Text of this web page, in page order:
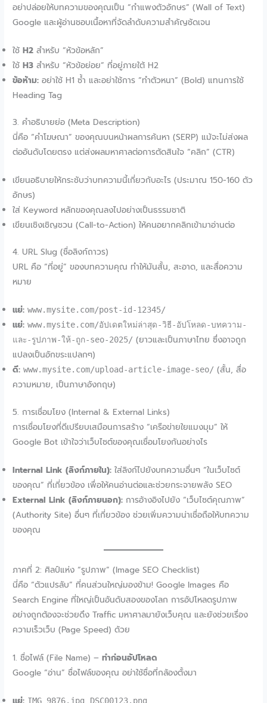
อย่าปล่อยให้บทความของคุณเป็น “กำแพงตัวอักษร” (Wall of Text)
Google และผู้อ่านชอบเนื้อหาที่จัดลำดับความสำคัญชัดเจน
ใช้H2 สำหรับ “หัวข้อหลัก”
ใช้H3 สำหรับ “หัวข้อย่อย” ที่อยู่ภายใต้ H2
ข้อห้าม: อย่าใช้ H1 ซ้ำ และอย่าใช้การ “ทำตัวหนา” (Bold) แทนการใช้
Heading Tag
3. คำอธิบายย่อ (Meta Description)
นี่คือ “คำโฆษณา” ของคุณบนหน้าผลการค้นหา (SERP) แม้จะไม่ส่งผล
ต่ออันดับโดยตรง แต่ส่งผลมหาศาลต่อการตัดสินใจ “คลิก” (CTR)
เขียนอธิบายให้กระชับว่าบทความนี้เกี่ยวกับอะไร (ประมาณ 150-160 ตัว
อักษร)
ใส่ Keyword หลักของคุณลงไปอย่างเป็นธรรมชาติ
เขียนเชิงเชิญชวน (Call-to-Action) ให้คนอยากคลิกเข้ามาอ่านต่อ
4. URL Slug (ชื่อลิงก์ถาวร)
URL คือ “ที่อยู่” ของบทความคุณ ทำให้มันสั้น, สะอาด, และสื่อความ
หมาย
แย่: www.mysite.com/post-id-12345/
แย่: www.mysite.com/อัปเดตใหม่ล่าสุด-วิธี-อัปโหลด-บทความ-
และ-รูปภาพ-ให้-ถูก-seo-2025/ (ยาวและเป็นภาษาไทย ซึ่งอาจถูก
แปลงเป็นอักขระแปลกๆ)
ดี: www.mysite.com/upload-article-image-seo/ (สั้น, สื่อ
ความหมาย, เป็นภาษาอังกฤษ)
5. การเชื่อมโยง (Internal & External Links)
การเชื่อมโยงที่ดีเปรียบเสมือนการสร้าง “เครือข่ายใยแมงมุม” ให้
Google Bot เข้าใจว่าเว็บไซต์ของคุณเชื่อมโยงกันอย่างไร
Internal Link (ลิงก์ภายใน): ใส่ลิงก์ไปยังบทความอื่นๆ “ในเว็บไซต์
ของคุณ” ที่เกี่ยวข้อง เพื่อให้คนอ่านต่อและช่วยกระจายพลัง SEO
External Link (ลิงก์ภายนอก): การอ้างอิงไปยัง “เว็บไซต์คุณภาพ”
(Authority Site) อื่นๆ ที่เกี่ยวข้อง ช่วยเพิ่มความน่าเชื่อถือให้บทความ
ของคุณ
ภาคที่ 2: ศิลป์แห่ง “รูปภาพ” (Image SEO Checklist)
นี่คือ “ตัวแปรลับ” ที่คนส่วนใหญ่มองข้าม! Google Images คือ
Search Engine ที่ใหญ่เป็นอันดับสองของโลก การอัปโหลดรูปภาพ
อย่างถูกต้องจะช่วยดึง Traffic มหาศาลมายังเว็บคุณ และยังช่วยเรื่อง
ความเร็วเว็บ (Page Speed) ด้วย
1. ชื่อไฟล์ (File Name) –ทำก่อนอัปโหลด
Google “อ่าน” ชื่อไฟล์ของคุณ อย่าใช้ชื่อที่กล้องตั้งมา
IMG_9876.jpg DSC00123.png